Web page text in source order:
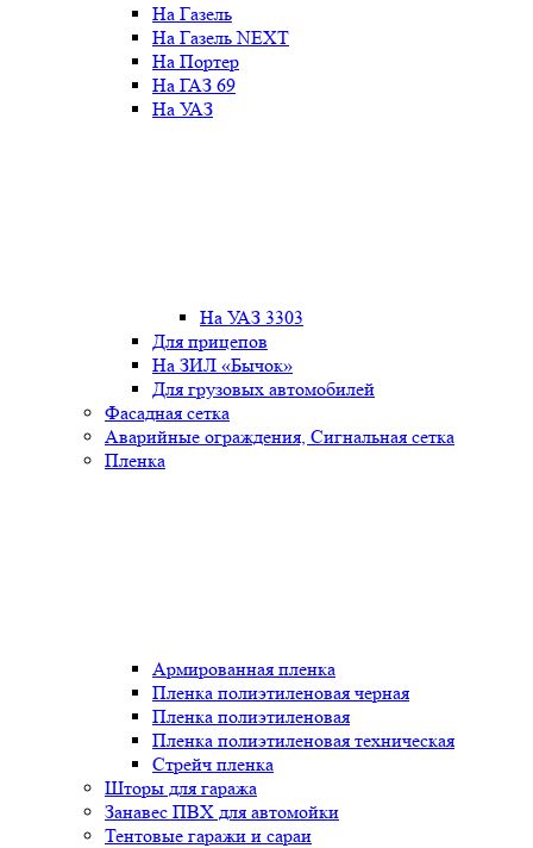
На Газель
На Газель NEXT
На Портер
На ГАЗ 69
На УАЗ
На УАЗ 3303
Для прицепов
На ЗИЛ «Бычок»
Для грузовых автомобилей
Фасадная сетка
Аварийные ограждения, Сигнальная сетка
Пленка
Армированная пленка
Пленка полиэтиленовая черная
Пленка полиэтиленовая
Пленка полиэтиленовая техническая
Стрейч пленка
Шторы для гаража
Занавес ПВХ для автомойки
Тентовые гаражи и сараи